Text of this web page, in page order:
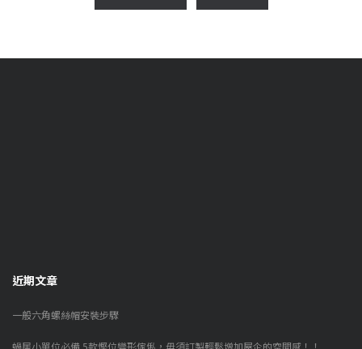
近期文章
一般六角螺絲帽安裝步驟
蝸居小單位必備 5款慳位變形傢俬，毋須訂製輕鬆增加屋企的空間感！！